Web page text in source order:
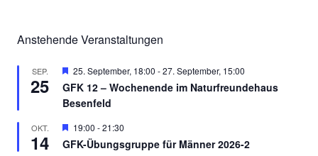
Anstehende Veranstaltungen
SEP.
25
Hervorgehoben
25. September, 18:00 -27. September, 15:00
GFK 12 – Wochenende im Naturfreundehaus
Besenfeld
OKT.
14
Hervorgehoben
19:00 -21:30
GFK-Übungsgruppe für Männer 2026-2